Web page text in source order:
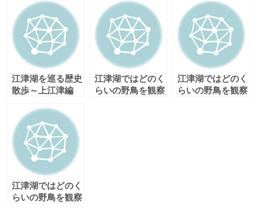
江津湖を巡る歴史
散歩～上江津編
江津湖ではどのく
らいの野鳥を観察
江津湖ではどのく
らいの野鳥を観察
江津湖ではどのく
らいの野鳥を観察